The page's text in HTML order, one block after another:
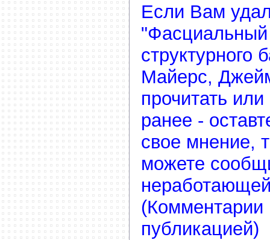
Если Вам
структурного
Майерс,
прочитать
ранее -
свое мнение,
можете
(Комментарии
публикацией)